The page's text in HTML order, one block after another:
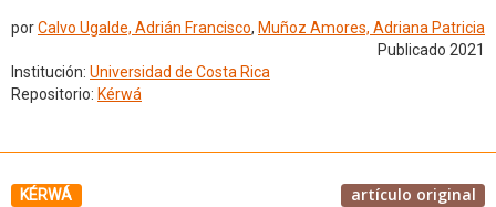
porCalvo Ugalde, Adrián Francisco, Muñoz Amores, Adriana Patricia
Publicado 2021
Institución: Universidad de Costa Rica
Repositorio: Kérwá
KÉRWÁ artículo original